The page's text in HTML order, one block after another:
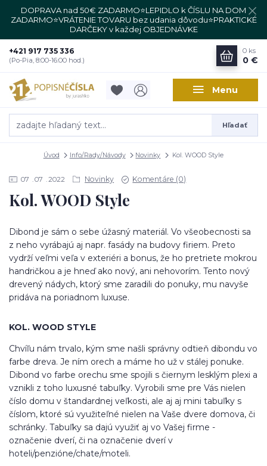
DOPRAVA nad 50€ ZADARMO⭐LEPIDLO k ČÍSLU NA DOM
ZADARMO⭐VRÁTENIE TOVARU bez udania dôvodu⭐PRAKTICKÉ
DARČEKY v každej OBJEDNÁVKE
Menu
Hľadať
+421 917 735 336
(Po-Pia, 8:00-16:00 hod.)
0 ks
0 €
Úvod Info/Rady/Návody Novinky Kol. WOOD Style
07 07 2022 Novinky Komentáre (0)
Kol. WOOD Style
Dibond je sám o sebe úžasný materiál. Vo všeobecnosti sa
z neho vyrábajú aj napr. fasády na budovy firiem. Preto
vydrží veľmi veľa v exteriéri a bonus, že ho pretriete mokrou
handričkou a je hneď ako nový, ani nehovorím. Tento nový
drevený nádych, ktorý sme zaradili do ponuky, mu navyše
pridáva na poriadnom luxuse.
KOL. WOOD STYLE
Chvíľu nám trvalo, kým sme našli správny odtieň dibondu vo
farbe dreva. Je ním orech a máme ho už v stálej ponuke.
Dibond vo farbe orechu sme spojili s čiernym lesklým plexi a
vznikli z toho luxusné tabuľky. Vyrobili sme pre Vás nielen
číslo domu v štandardnej veľkosti, ale aj aj mini tabuľky s
číslom, ktoré sú využiteľné nielen na Vaše dvere domova, či
schránky. Tabuľky sa dajú využiť aj vo Vašej firme -
označenie dverí, či na označenie dverí v
hoteli/penzióne/chate/moteli.